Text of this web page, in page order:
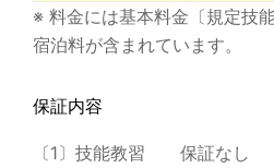
※ 料金には基本料金〔規定技
宿泊料が含まれています。
保証内容
〔1〕技能教習 保証なし